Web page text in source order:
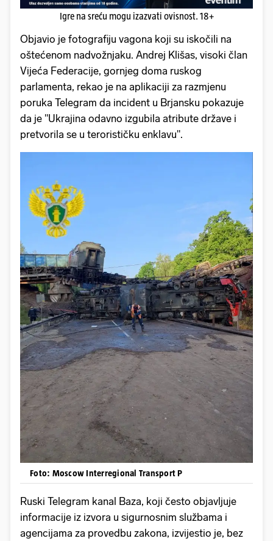
Igre na sreću mogu izazvati ovisnost. 18+
Objavio je fotografiju vagona koji su iskočili na
oštećenom nadvožnjaku. Andrej Klišas, ​​visoki član
Vijeća Federacije, gornjeg doma ruskog
parlamenta, rekao je na aplikaciji za razmjenu
poruka Telegram da incident u Brjansku pokazuje
da je "Ukrajina odavno izgubila atribute države i
pretvorila se u terorističku enklavu".
Foto: Moscow Interregional Transport P
Ruski Telegram kanal Baza, koji često objavljuje
informacije iz izvora u sigurnosnim službama i
agencijama za provedbu zakona, izvijestio je, bez